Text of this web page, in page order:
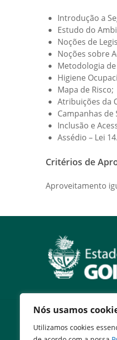
Nós usamos
Utilizamos cookies
Introdução a
Estudo do
Noções de
Noções sobre
Metodologia
Higiene
Mapa de Risco;
Atribuições da
Campanhas de
Inclusão e
Assédio – Lei
Critérios de
Aproveitamento
Serviços
Expresso Goiás